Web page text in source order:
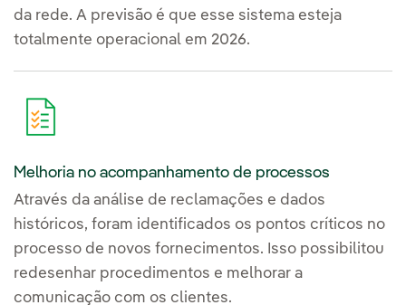
da rede. A previsão é que esse sistema esteja
totalmente operacional em 2026.
Melhoria no acompanhamento de processos
Através da análise de reclamações e dados
históricos, foram identificados os pontos críticos no
processo de novos fornecimentos. Isso possibilitou
redesenhar procedimentos e melhorar a
comunicação com os clientes.